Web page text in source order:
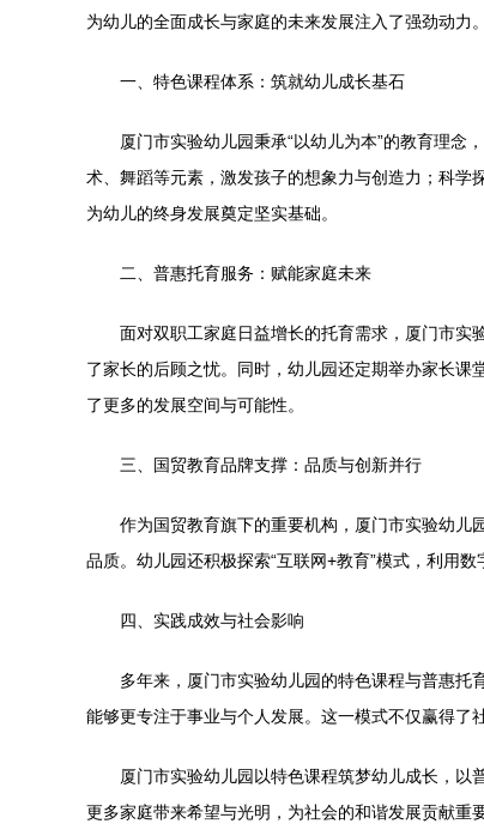
为幼儿的全面成长与家庭的未来发展注入了强劲动力。
一、特色课程体系：筑就幼儿成长基石
厦门市实验幼儿园秉承“以幼儿为本”的教育理
术、舞蹈等元素，激发孩子的想象力与创造力；科学
为幼儿的终身发展奠定坚实基础。
二、普惠托育服务：赋能家庭未来
面对双职工家庭日益增长的托育需求，厦门市实
了家长的后顾之忧。同时，幼儿园还定期举办家长
了更多的发展空间与可能性。
三、国贸教育品牌支撑：品质与创新并行
作为国贸教育旗下的重要机构，厦门市实验幼儿
品质。幼儿园还积极探索“互联网+教育”模式，利用
四、实践成效与社会影响
多年来，厦门市实验幼儿园的特色课程与普惠托
能够更专注于事业与个人发展。这一模式不仅赢得了
厦门市实验幼儿园以特色课程筑梦幼儿成长，
更多家庭带来希望与光明，为社会的和谐发展贡献重